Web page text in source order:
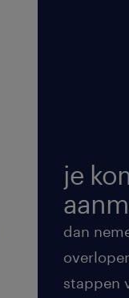
je
dan
stappen